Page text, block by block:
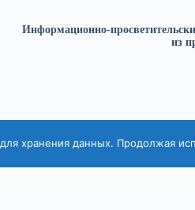
Информационно-
из
библиотека им. А. С.
хранения данных. Продолжая